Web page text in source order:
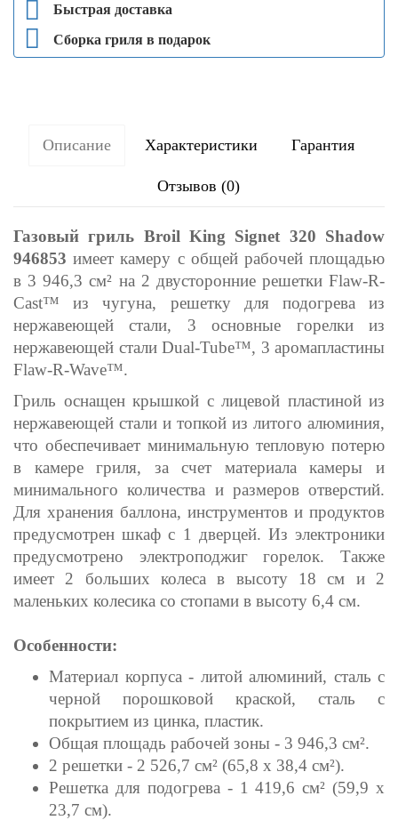
Быстрая доставка
Сборка гриля в подарок
Описание Характеристики Гарантия
Отзывов (0)
Газовый гриль Broil King Signet 320 Shadow
946853 имеет камеру с общей рабочей площадью
в 3 946,3 см² на 2 двусторонние решетки Flaw-R-
Cast™ из чугуна, решетку для подогрева из
нержавеющей стали, 3 основные горелки из
нержавеющей стали Dual-Tube™, 3 аромапластины
Flaw-R-Wave™.
Гриль оснащен крышкой с лицевой пластиной из
нержавеющей стали и топкой из литого алюминия,
что обеспечивает минимальную тепловую потерю
в камере гриля, за счет материала камеры и
минимального количества и размеров отверстий.
Для хранения баллона, инструментов и продуктов
предусмотрен шкаф с 1 дверцей. Из электроники
предусмотрено электроподжиг горелок. Также
имеет 2 больших колеса в высоту 18 см и 2
маленьких колесика со стопами в высоту 6,4 см.
Особенности:
Материал корпуса - литой алюминий, сталь с
черной порошковой краской, сталь с
покрытием из цинка, пластик.
Общая площадь рабочей зоны - 3 946,3 см².
2 решетки - 2 526,7 см² (65,8 х 38,4 см²).
Решетка для подогрева - 1 419,6 см² (59,9 х
23,7 см).